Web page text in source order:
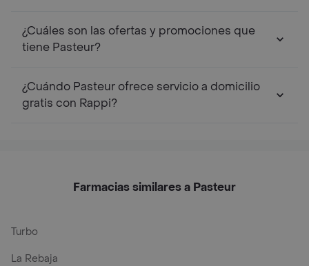
¿Cuáles son las ofertas y promociones que
tiene Pasteur?
¿Cuándo Pasteur ofrece servicio a domicilio
gratis con Rappi?
Farmacias similares a Pasteur
Turbo
La Rebaja